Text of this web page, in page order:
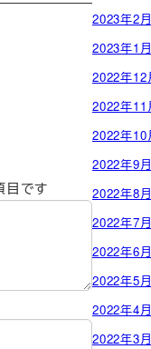
目です
2023年2月
2023年1月
2022年12
2022年11
2022年10
2022年9月
2022年8月
2022年7月
2022年6月
2022年5月
2022年4月
2022年3月